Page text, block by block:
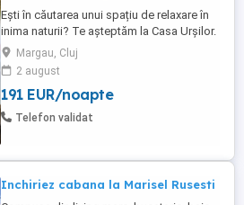
Ești în căutarea unui spațiu de relaxare în
inima naturii? Te așteptăm la Casa Urșilor.
Casa Urșilor este situată în satul Mărgău,
județul Cluj și dispune de: Living spațios;
Terasă închisă, cu loc pentru grătar și
ciubăr încălzit; 5 camere mari și
luminoase, cu baie proprie; Priveliște ...
Margau, Cluj
2 august
191 EUR/noapte
Telefon validat
Inchiriez cabana la Marisel Rusesti